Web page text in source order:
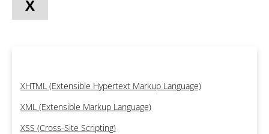
X
XHTML (Extensible Hypertext Markup Language)
XML (Extensible Markup Language)
XSS (Cross-Site Scripting)